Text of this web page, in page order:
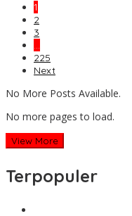
1
2
3
…
225
Next
No More Posts Available.
No more pages to load.
View More
Terpopuler